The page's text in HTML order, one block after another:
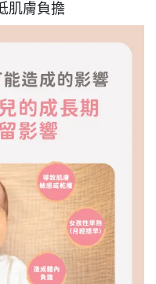
肌膚負擔